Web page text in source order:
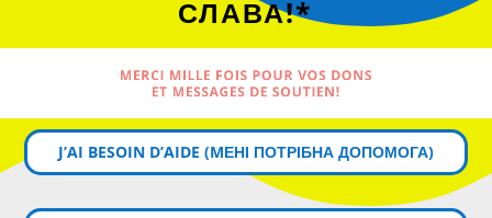
СЛАВА!*
MERCI MILLE FOIS POUR VOS DONS
ET MESSAGES DE SOUTIEN!
J’AI BESOIN D’AIDE (MЕНІ ПОТРІБНА ДОПОМОГА)